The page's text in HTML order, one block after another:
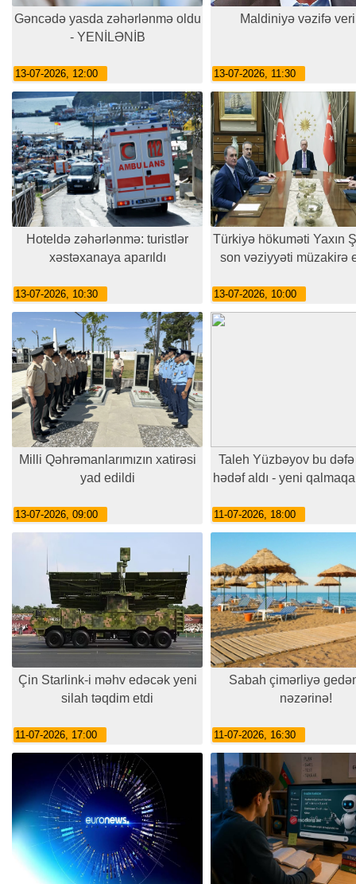
Gəncədə yasda zəhərlənmə oldu
- YENİLƏNİB
13-07-2026, 12:00
Maldiniyə vəzifə
13-07-2026, 11:30
Hoteldə zəhərlənmə: turistlər
xəstəxanaya aparıldı
13-07-2026, 10:30
Türkiyə hökuməti Yaxın
son vəziyyəti müzakirə
13-07-2026, 10:00
Milli Qəhrəmanlarımızın xatirəsi
yad edildi
13-07-2026, 09:00
Taleh Yüzbəyov bu
hədəf aldı - yeni
11-07-2026, 18:00
Çin Starlink-i məhv edəcək yeni
silah təqdim etdi
11-07-2026, 17:00
Sabah çimərliyə
nəzərinə!
11-07-2026, 16:30